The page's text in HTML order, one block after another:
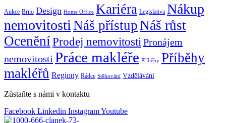
Aukce Brno Design Home Office Kariéra Legislativa Nákup
nemovitosti Náš přístupNáš růst
OceněníProdej nemovitosti Pronájem
nemovitosti Práce makléře Příběhy Příběhy
makléřů Regiony Rádce Stěhování Vzdělávání
Zůstaňte s námi v kontaktu
Facebook Linkedin InstagramYoutube